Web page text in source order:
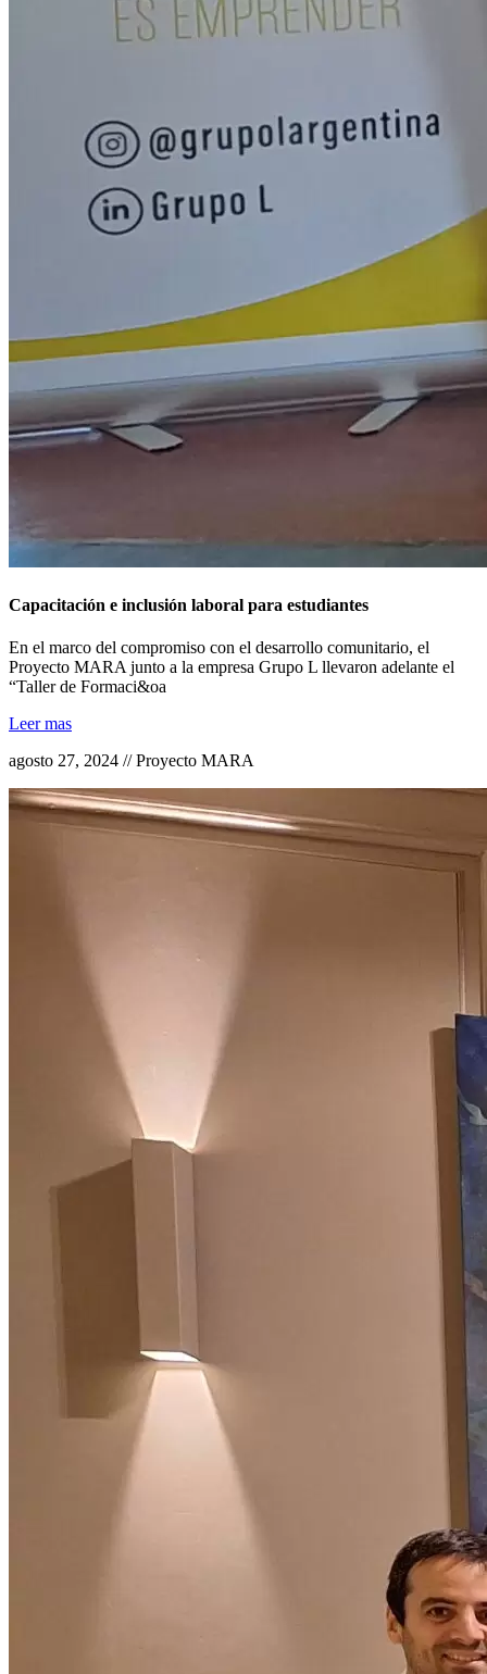
Capacitación e inclusión laboral para estudiantes
En el marco del compromiso con el desarrollo comunitario, el
Proyecto MARA junto a la empresa Grupo L llevaron adelante el
“Taller de Formaci&oa
Leer mas
agosto 27, 2024 // Proyecto MARA